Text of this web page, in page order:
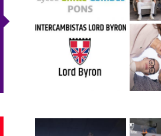
02.jpg